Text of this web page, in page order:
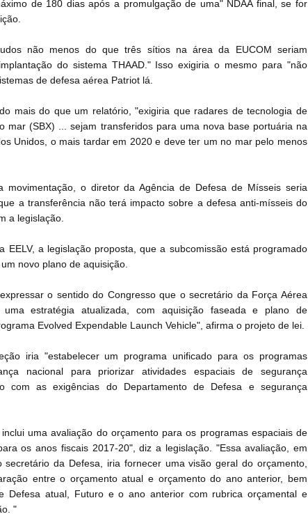
de 180 dias após a promulgação de uma" NDAA final, se for
não menos do que três sítios na área da EUCOM seriam
do sistema THAAD." Isso exigiria o mesmo para "não
de defesa aérea Patriot lá.
mais do que um relatório, "exigiria que radares de tecnologia de
mar (SBX) ... sejam transferidos para uma nova base portuária na
Unidos, o mais tardar em 2020 e deve ter um no mar pelo menos
movimentação, o diretor da Agência de Defesa de Mísseis seria
a transferência não terá impacto sobre a defesa anti-mísseis do
a legislação.
EELV, a legislação proposta, que a subcomissão está programado
novo plano de aquisição.
o sentido do Congresso que o secretário da Força Aérea
uma estratégia atualizada, com aquisição faseada e plano de
Evolved Expendable Launch Vehicle", afirma o projeto de lei.
iria "estabelecer um programa unificado para os programas
nacional para priorizar atividades espaciais de segurança
com as exigências do Departamento de Defesa e segurança
uma avaliação do orçamento para os programas espaciais de
os anos fiscais 2017-20", diz a legislação. "Essa avaliação, em
da Defesa, iria fornecer uma visão geral do orçamento,
entre o orçamento atual e orçamento do ano anterior, bem
Defesa atual, Futuro e o ano anterior com rubrica orçamental e
"